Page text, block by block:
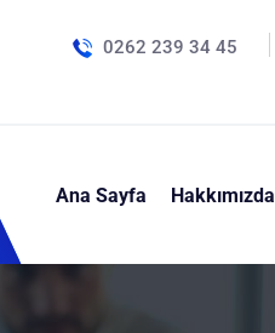
0262 239 34 45
Ana Sayfa Hakkımızda